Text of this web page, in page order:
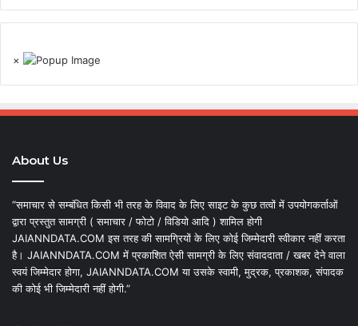
×
About Us
“समाचार से सम्बंधित किसी भी तरह के विवाद के लिए साइट के कुछ तत्वों में उपयोगकर्ताओं
द्वारा प्रस्तुत सामग्री ( समाचार / फोटो / विडियो आदि ) शामिल होगी
JAIANNDATA.COM इस तरह की सामग्रियों के लिए कोई जिम्मेदारी स्वीकार नहीं करता
है। JAIANNDATA.COM में प्रकाशित ऐसी सामग्री के लिए संवाददाता / खबर देने वाला
स्वयं जिम्मेदार होगा, JAIANNDATA.COM या उसके स्वामी, मुद्रक, प्रकाशक, संपादक
की कोई भी जिम्मेदारी नहीं होगी.”